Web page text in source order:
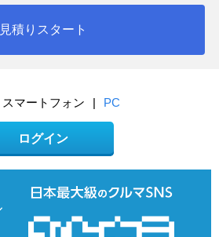
見積りスタート
スマートフォン | PC
ログイン